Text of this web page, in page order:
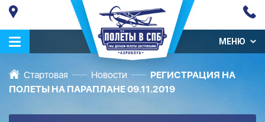
МЕНЮ
Стартовая Новости
РЕГИСТРАЦИЯ НА
ПОЛЕТЫ НА ПАРАПЛАНЕ 09.11.2019